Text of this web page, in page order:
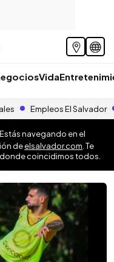
Vida
Empleos El Salvador
navegando en el
deelsalvador.com . Te
coincidimos todos.